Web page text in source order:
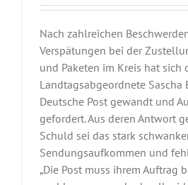
Nach zahlreichen
Verspätungen bei der
und Paketen im Kreis hat sich
Landtagsabgeordnete Sascha
Deutsche Post gewandt und
gefordert. Aus deren Antwort
Schuld sei das stark
Sendungsaufkommen und
„Die Post muss ihrem Auftrag